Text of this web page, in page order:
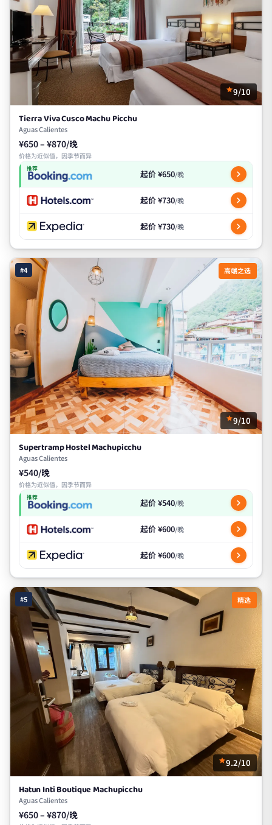
9/10
Tierra Viva Cusco Machu Picchu
Aguas Calientes
¥650 – ¥870/晚
价格为近似值，因季节而异
推荐 起价 ¥650/晚
起价 ¥730/晚
起价 ¥730/晚
#4 高端之选
9/10
Supertramp Hostel Machupicchu
Aguas Calientes
¥540/晚
价格为近似值，因季节而异
推荐 起价 ¥540/晚
起价 ¥600/晚
起价 ¥600/晚
#5 精选
9.2/10
Hatun Inti Boutique Machupicchu
Aguas Calientes
¥650 – ¥870/晚